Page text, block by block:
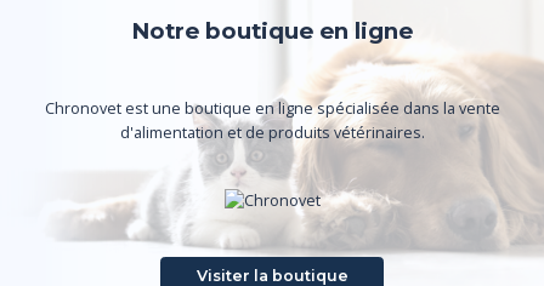
Notre boutique en ligne
Chronovet est une boutique en ligne spécialisée dans la vente
d'alimentation et de produits vétérinaires.